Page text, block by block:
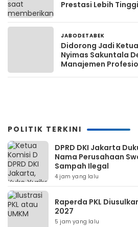
Prestasi Lebih
JABODETABEK
Didorong Jadi Ketua
Nyimas Sakuntala
Manajemen
POLITIK TERKINI
DPRD DKI Jakarta
Nama Perusahaan
Sampah Ilegal
4 jam yang lalu
Raperda PKL
2027
5 jam yang lalu